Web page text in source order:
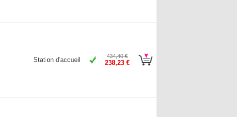
Station d'accueil 434,40 €
238,23 €